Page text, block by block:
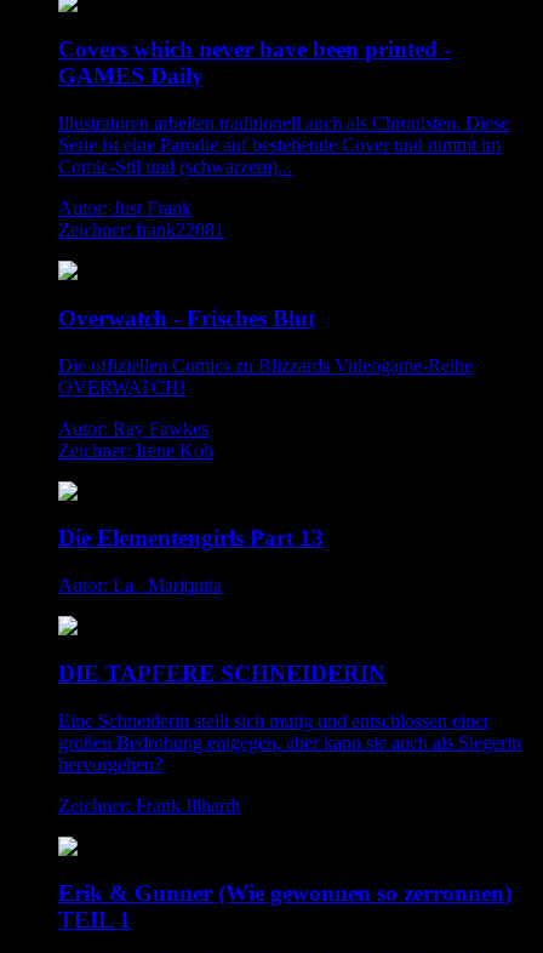
Covers which never have been printed -
GAMES Daily
Illustratoren arbeiten traditionell auch als Chronisten. Diese
Serie ist eine Parodie auf bestehende Cover und nimmt im
Comic-Stil und (schwarzem)...
Autor: Just Frank
Zeichner: frank22081
Overwatch - Frisches Blut
Die offiziellen Comics zu Blizzards Videogame-Reihe
OVERWATCH!
Autor: Ray Fawkes
Zeichner: Irene Koh
Die Elementengirls Part 13
Autor: La _Mariquita
DIE TAPFERE SCHNEIDERIN
Eine Schneiderin stellt sich mutig und entschlossen einer
großen Bedrohung entgegen, aber kann sie auch als Siegerin
hervorgehen?
Zeichner: Frank Illhardt
Erik & Gunner (Wie gewonnen so zerronnen)
TEIL 1